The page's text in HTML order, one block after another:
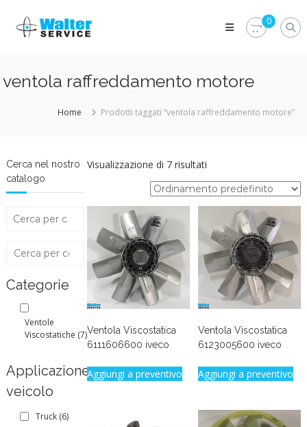
content
Walter
Service
parti
Walter
Service
Srl
0
ventola raffreddamento motore
Home Prodotti taggati “ventola raffreddamento motore”
Visualizzazione di 7 risultati
Ventola Viscostatica
6111606600 iveco
Aggiungi a preventivo
Ventola Viscostatica
6123005600 iveco
Aggiungi a preventivo
Cerca nel nostro
catalogo
Categorie
Ventole
Viscostatiche (7)
Applicazione
veicolo
Truck (6)